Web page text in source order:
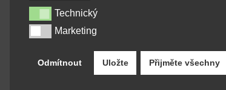
TechnickýTechnický
MarketingMarketing
Odmítnout Uložte Přijměte všechny